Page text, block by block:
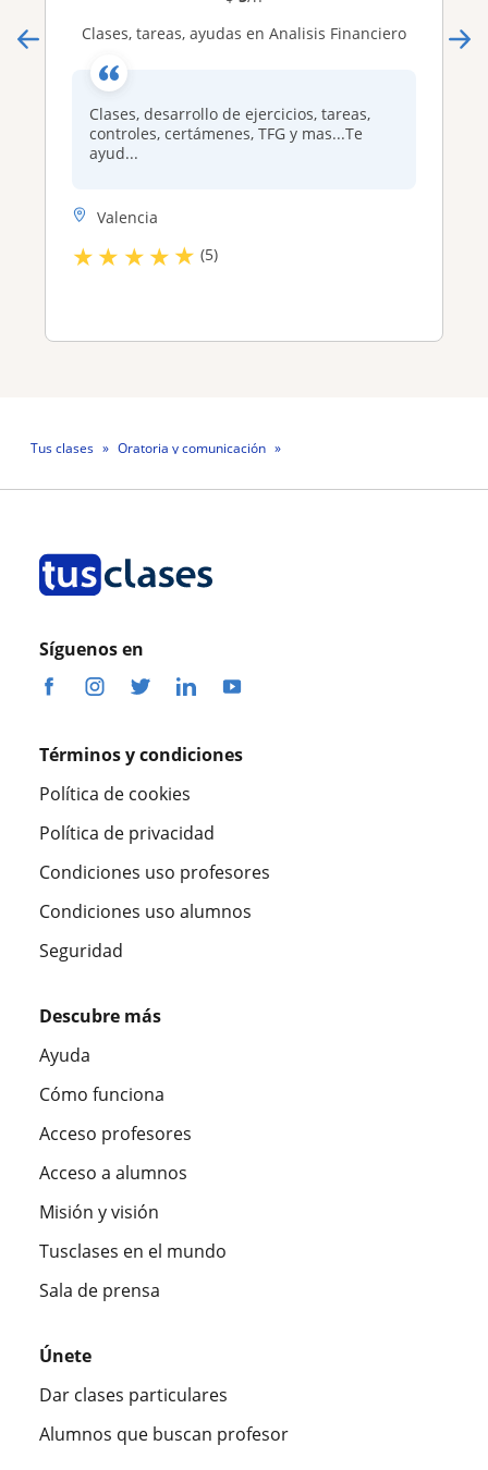
Clases, tareas, ayudas en Analisis Financiero
Clases, desarrollo de ejercicios, tareas,
controles, certámenes, TFG y mas...Te
ayud...
Valencia
★★ ★★★ (5)
Tus clases
Oratoria y comunicación
Síguenos en
Términos y condiciones
Política de cookies
Política de privacidad
Condiciones uso profesores
Condiciones uso alumnos
Seguridad
Descubre más
Ayuda
Cómo funciona
Acceso profesores
Acceso a alumnos
Misión y visión
Tusclases en el mundo
Sala de prensa
Únete
Dar clases particulares
Alumnos que buscan profesor